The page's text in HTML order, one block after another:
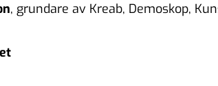
, grundare av Kreab, Demoskop,